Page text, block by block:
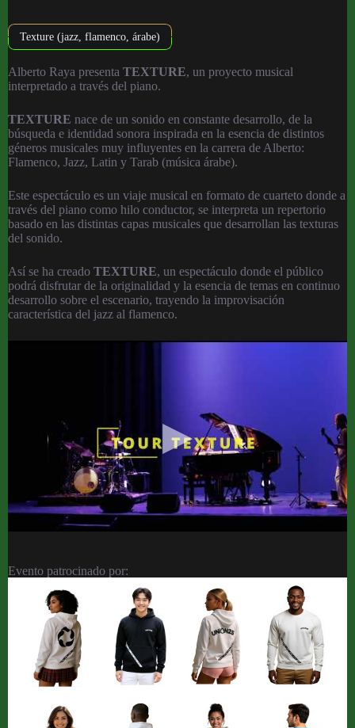
Texture (jazz, flamenco, árabe)
Alberto Raya presenta TEXTURE, un proyecto musical
interpretado a través del piano.
TEXTURE nace de un sonido en constante desarrollo, de la
búsqueda e identidad sonora inspirada en la esencia de distintos
géneros musicales muy influyentes en la carrera de Alberto:
Flamenco, Jazz, Latin y Tarab (música árabe).
Este espectáculo es un viaje musical en formato de cuarteto donde a
través del piano como hilo conductor, se interpreta un repertorio
basado en las distintas capas musicales que desarrollan las texturas
del sonido.
Así se ha creado TEXTURE, un espectáculo donde el público
podrá disfrutar de la originalidad y la esencia de temas en continuo
desarrollo sobre el escenario, trayendo la improvisación
característica del jazz al flamenco.
Evento patrocinado por: